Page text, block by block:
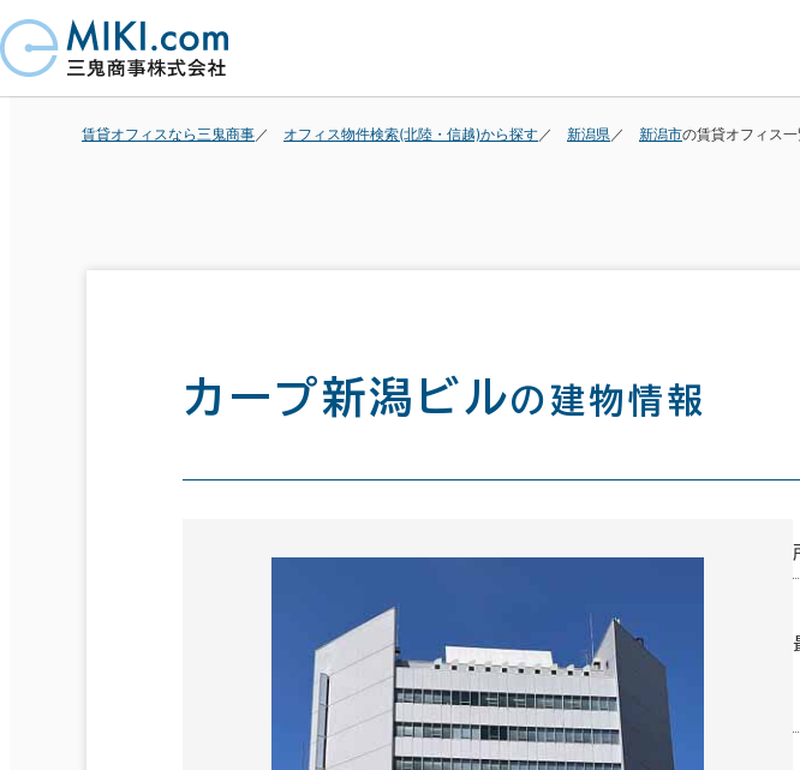
賃貸オフィスなら三鬼商事 オフィス物件検索(北陸・信越)から探す 新潟県 新潟市の賃貸オフィス
カープ新潟ビルの建物情報